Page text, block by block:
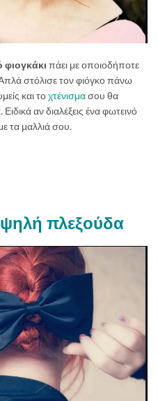
φιογκάκι πάει με οποιοδήποτε
στόλισε τον φιόγκο πάνω
και τοχτένισμασου θα
αν διαλέξεις ένα φωτεινό
τα μαλλιά σου.
πλεξούδα